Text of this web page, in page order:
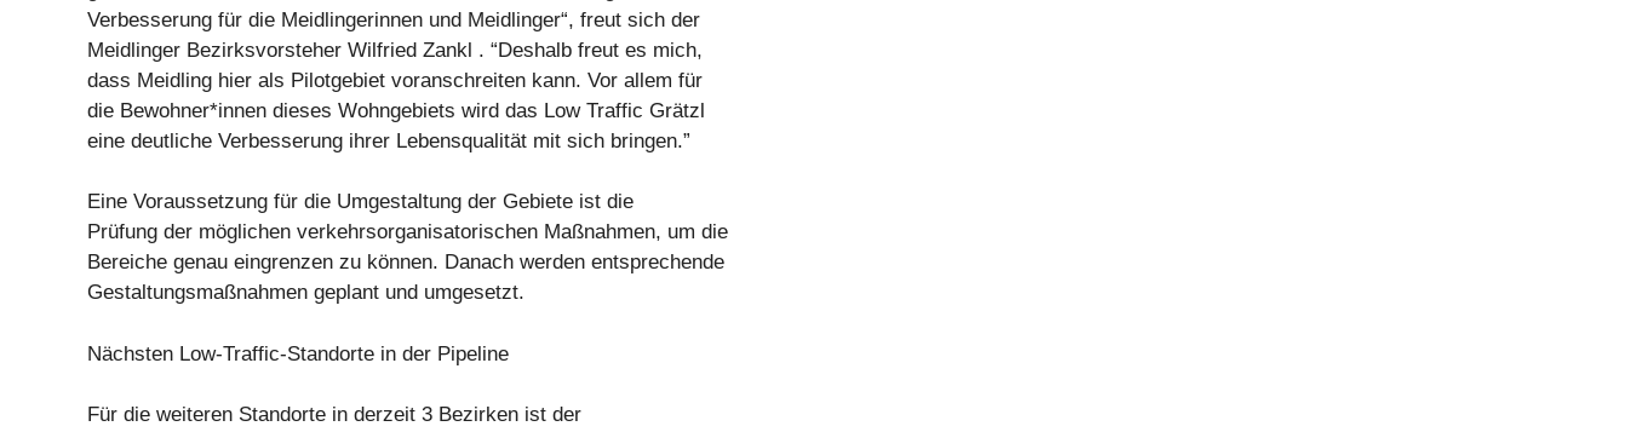
Verbesserung für die Meidlingerinnen und Meidlinger“, freut sich der
Meidlinger Bezirksvorsteher Wilfried Zankl . “Deshalb freut es mich,
dass Meidling hier als Pilotgebiet voranschreiten kann. Vor allem für
die Bewohner*innen dieses Wohngebiets wird das Low Traffic Grätzl
eine deutliche Verbesserung ihrer Lebensqualität mit sich bringen.”
Eine Voraussetzung für die Umgestaltung der Gebiete ist die
Prüfung der möglichen verkehrsorganisatorischen Maßnahmen, um die
Bereiche genau eingrenzen zu können. Danach werden entsprechende
Gestaltungsmaßnahmen geplant und umgesetzt.
Nächsten Low-Traffic-Standorte in der Pipeline
Für die weiteren Standorte in derzeit 3 Bezirken ist der